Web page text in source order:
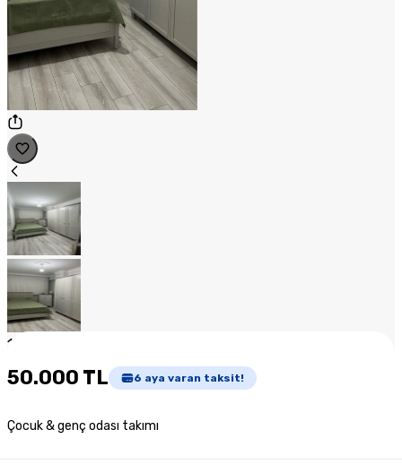
1
50.000 TL 6 aya varan taksit!
Çocuk & genç odası takımı